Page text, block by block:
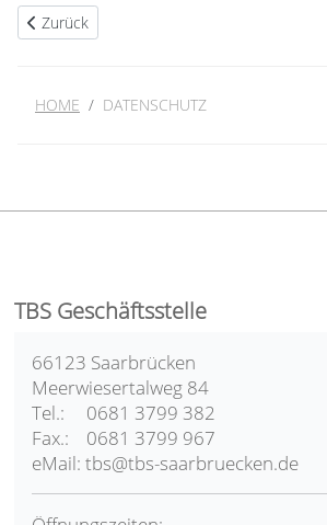
Vorheriger Beitrag: Impressum
Zurück
HOME DATENSCHUTZ
TBS Geschäftsstelle
66123 Saarbrücken
Meerwiesertalweg 84
Tel.: 0681 3799 382
Fax.: 0681 3799 967
eMail: tbs@tbs-saarbruecken.de